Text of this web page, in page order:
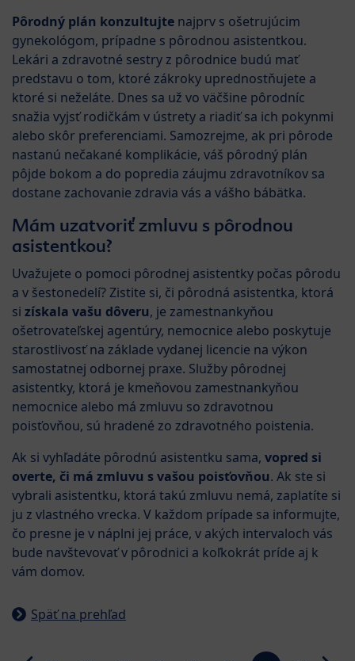
Pôrodný plán konzultujte najprv s ošetrujúcim
gynekológom, prípadne s pôrodnou asistentkou.
Lekári a zdravotné sestry z pôrodnice budú mať
predstavu o tom, ktoré zákroky uprednostňujete a
ktoré si neželáte. Dnes sa už vo väčšine pôrodníc
snažia vyjsť rodičkám v ústrety a riadiť sa ich pokynmi
alebo skôr preferenciami. Samozrejme, ak pri pôrode
nastanú nečakané komplikácie, váš pôrodný plán
pôjde bokom a do popredia záujmu zdravotníkov sa
dostane zachovanie zdravia vás a vášho bábätka.
Mám uzatvoriť zmluvu s pôrodnou
asistentkou?
Uvažujete o pomoci pôrodnej asistentky počas pôrodu
a v šestonedelí? Zistite si, či pôrodná asistentka, ktorá
si získala vašu dôveru, je zamestnankyňou
ošetrovateľskej agentúry, nemocnice alebo poskytuje
starostlivosť na základe vydanej licencie na výkon
samostatnej odbornej praxe. Služby pôrodnej
asistentky, ktorá je kmeňovou zamestnankyňou
nemocnice alebo má zmluvu so zdravotnou
poisťovňou, sú hradené zo zdravotného poistenia.
Ak si vyhľadáte pôrodnú asistentku sama, vopred si
overte, či má zmluvu s vašou poisťovňou. Ak ste si
vybrali asistentku, ktorá takú zmluvu nemá, zaplatíte si
ju z vlastného vrecka. V každom prípade sa informujte,
čo presne je v náplni jej práce, v akých intervaloch vás
bude navštevovať v pôrodnici a koľkokrát príde aj k
vám domov.
Späť na prehľad